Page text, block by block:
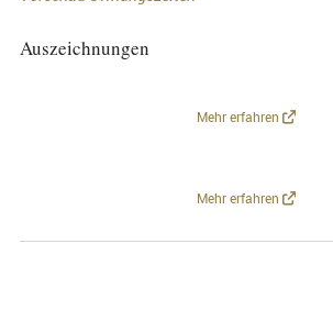
Auszeichnungen
Mehr erfahren
Mehr erfahren